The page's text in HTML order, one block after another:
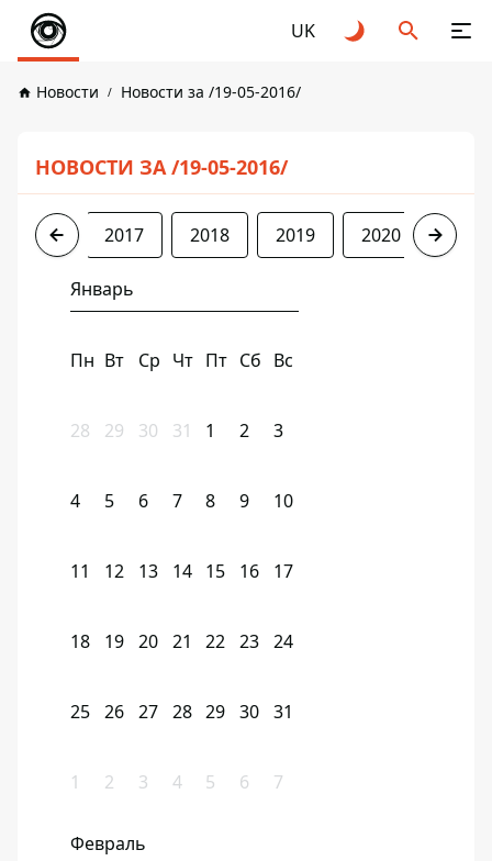
UK
Новости Новости за /19-05-2016/
НОВОСТИ ЗА /19-05-2016/
2016 2017 2018 2019 2020 2021
Январь
Пн Вт Ср Чт Пт Сб Вс
28 29 30 31 1 2 3
4 5 6 7 8 9 10
11 12 13 14 15 16 17
18 19 20 21 22 23 24
25 26 27 28 29 30 31
1 2 3 4 5 6 7
Февраль